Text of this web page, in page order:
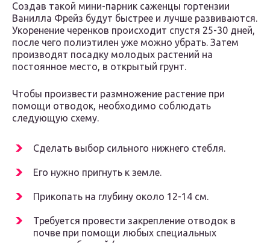
Создав такой мини-парник саженцы гортензии
Ванилла Фрейз будут быстрее и лучше развиваются.
Укоренение черенков происходит спустя 25-30 дней,
после чего полиэтилен уже можно убрать. Затем
производят посадку молодых растений на
постоянное место, в открытый грунт.
Чтобы произвести размножение растение при
помощи отводок, необходимо соблюдать
следующую схему.
Сделать выбор сильного нижнего стебля.
Его нужно пригнуть к земле.
Прикопать на глубину около 12-14 см.
Требуется провести закрепление отводок в
почве при помощи любых специальных